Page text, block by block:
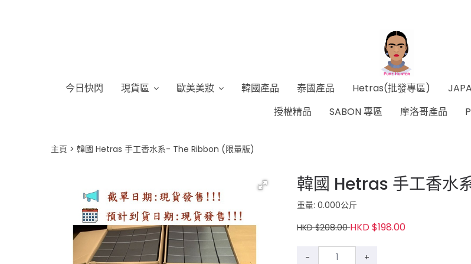
今日快閃 現貨區 歐美美妝 韓國產品 泰國產品 Hetras(批發專區)
授權精品
SABON 專區 摩洛哥產品
主頁 韓國 Hetras 手工香水系- The Ribbon (限量版)
韓國 Hetras 手工香水
重量: 0.000公斤
HKD $208.00HKD $198.00
- +